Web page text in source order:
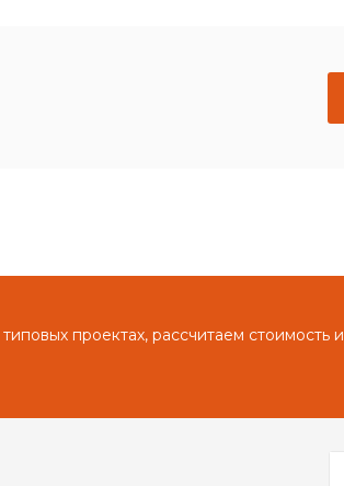
проектах, рассчитаем стоимость и